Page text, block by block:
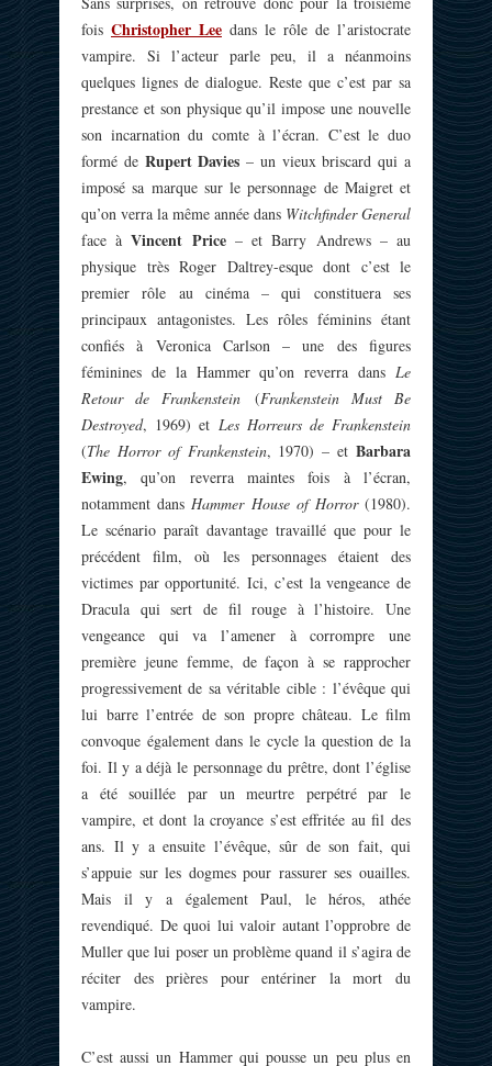
fois Christopher Lee dans le rôle de l’aristocrate
vampire. Si l’acteur parle peu, il a néanmoins
quelques lignes de dialogue. Reste que c’est par sa
prestance et son physique qu’il impose une nouvelle
son incarnation du comte à l’écran. C’est le duo
formé de Rupert Davies – un vieux briscard qui a
imposé sa marque sur le personnage de Maigret et
qu’on verra la même année dans Witchfinder General
face àVincent Price– et Barry Andrews – au
physique très Roger Daltrey-esque dont c’est le
premier rôle au cinéma – qui constituera ses
principaux antagonistes. Les rôles féminins étant
confiés à Veronica Carlson – une des figures
féminines de la Hammer qu’on reverra dans Le
Retour de Frankenstein (Frankenstein Must Be
Destroyed, 1969) et Les Horreurs de Frankenstein
(The Horror of Frankenstein, 1970) – etBarbara
Ewing, qu’on reverra maintes fois à l’écran,
notamment dansHammer House of Horror(1980).
Le scénario paraît davantage travaillé que pour le
précédent film, où les personnages étaient des
victimes par opportunité. Ici, c’est la vengeance de
Dracula qui sert de fil rouge à l’histoire. Une
vengeance qui va l’amener à corrompre une
première jeune femme, de façon à se rapprocher
progressivement de sa véritable cible : l’évêque qui
lui barre l’entrée de son propre château. Le film
convoque également dans le cycle la question de la
foi. Il y a déjà le personnage du prêtre, dont l’église
a été souillée par un meurtre perpétré par le
vampire, et dont la croyance s’est effritée au fil des
ans. Il y a ensuite l’évêque, sûr de son fait, qui
s’appuie sur les dogmes pour rassurer ses ouailles.
Mais il y a également Paul, le héros, athée
revendiqué. De quoi lui valoir autant l’opprobre de
Muller que lui poser un problème quand il s’agira de
réciter des prières pour entériner la mort du
vampire.
C’est aussi un Hammer qui pousse un peu plus en